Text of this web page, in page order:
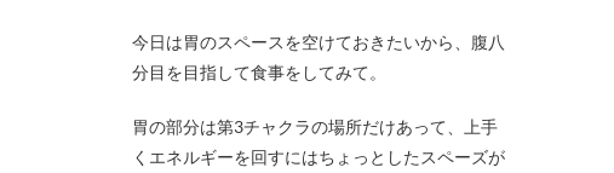
今日は胃のスペースを空けておきたいから、腹八
分目を目指して食事をしてみて。
胃の部分は第3チャクラの場所だけあって、上手
くエネルギーを回すにはちょっとしたスペーズが